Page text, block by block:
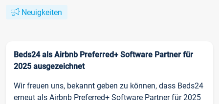
Neuigkeiten
Beds24 als Airbnb Preferred+ Software Partner für
2025 ausgezeichnet
Wir freuen uns, bekannt geben zu können, dass Beds24
erneut als Airbnb Preferred+ Software Partner für 2025